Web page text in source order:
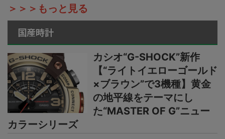
＞＞＞もっと見る
国産時計
カシオ“G-SHOCK”新作
【“ライトイエローゴールド
×ブラウン”で3機種】黄金
の地平線をテーマにし
た“MASTER OF G”ニュー
カラーシリーズ